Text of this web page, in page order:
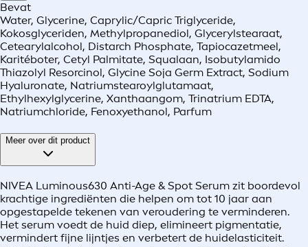
Bevat
Water, Glycerine, Caprylic/Capric Triglyceride,
Kokosglyceriden, Methylpropanediol, Glycerylstearaat,
Cetearylalcohol, Distarch Phosphate, Tapiocazetmeel,
Karitéboter, Cetyl Palmitate, Squalaan, Isobutylamido
Thiazolyl Resorcinol, Glycine Soja Germ Extract, Sodium
Hyaluronate, Natriumstearoylglutamaat,
Ethylhexylglycerine, Xanthaangom, Trinatrium EDTA,
Natriumchloride, Fenoxyethanol, Parfum
Meer over dit product
NIVEA Luminous630 Anti-Age & Spot Serum zit boordevol
krachtige ingrediënten die helpen om tot 10 jaar aan
opgestapelde tekenen van veroudering te verminderen.
Het serum voedt de huid diep, elimineert pigmentatie,
vermindert fijne lijntjes en verbetert de huidelasticiteit.